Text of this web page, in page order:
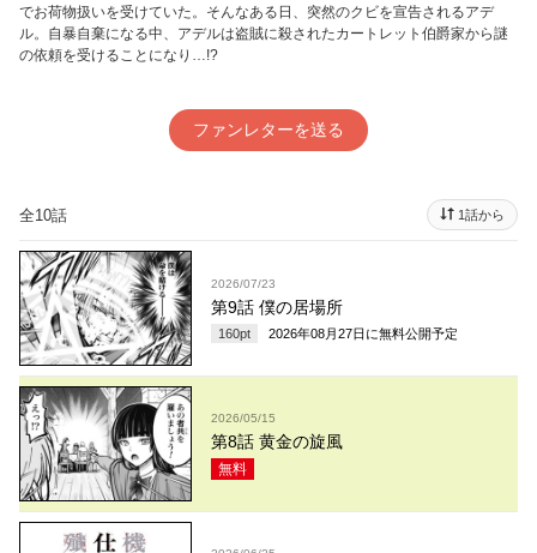
でお荷物扱いを受けていた。そんなある日、突然のクビを宣告されるアデ
ル。自暴自棄になる中、アデルは盗賊に殺されたカートレット伯爵家から謎
の依頼を受けることになり…!?
ファンレターを送る
全10話 1話から
2026/07/23
第9話 僕の居場所
160pt 2026年08月27日 に無料公開予定
2026/05/15
第8話 黄金の旋風
無料